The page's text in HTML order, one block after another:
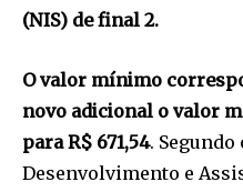
(NIS) de final 2.
O valor mínimo
novo adicional o valor
para R$ 671,54.
Desenvolvimento e